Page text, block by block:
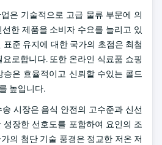
은 기술적으로 고급 물류 부문에 의
한 제품을 소비자 수요를 늘리고 있
준 유지에 대한 국가의 초점은 최첨
로합니다. 또한 온라인 식료품 쇼핑
은 효율적이고 신뢰할 수있는 콜드
높입니다.
시장은 음식 안전의 고수준과 신선
장한 선호도를 포함하여 요인의 조
의 첨단 기술 풍경은 정교한 저온 저